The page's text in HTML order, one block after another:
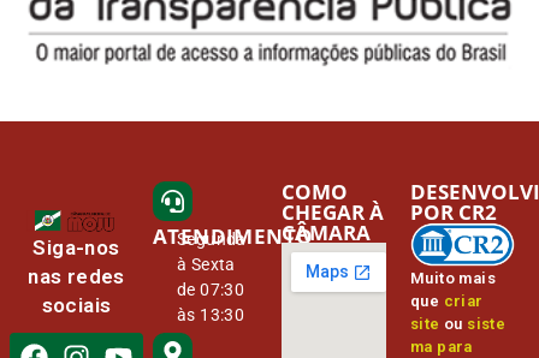
Siga-nos
nas redes
sociais
ATENDIMENTO
Segunda
à Sexta
de 07:30
às 13:30
COMO
CHEGAR À
CÂMARA
Muito mais
que criar
site ou siste
ma para
POR CR2